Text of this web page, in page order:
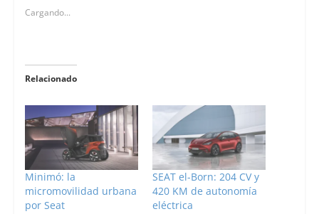
Cargando...
Relacionado
Minimó: la
micromovilidad urbana
por Seat
SEAT el-Born: 204 CV y
420 KM de autonomía
eléctrica